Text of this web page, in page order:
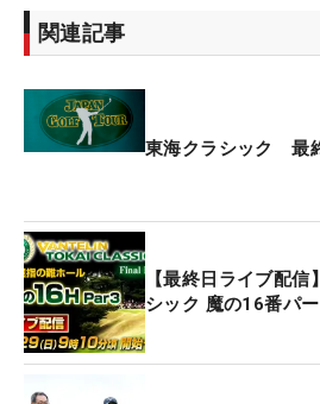
ン）が位置している。
生、蟬川泰果、小木曽喬、ら
イ、池田勇太は9アンダー17位
関連記事
東海クラシック 最
【最終日ライブ配
シック 魔の16番パ